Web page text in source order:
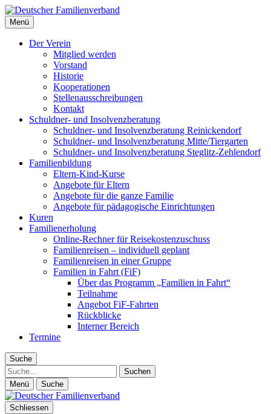
Deutscher Familienverband
Landesverband Berlin
Menü
Der Verein
Mitglied werden
Vorstand
Historie
Kooperationen
Stellenausschreibungen
Kontakt
Schuldner- und Insolvenzberatung
Schuldner- und Insolvenzberatung Reinickendorf
Schuldner- und Insolvenzberatung Mitte/Tiergarten
Schuldner- und Insolvenzberatung Steglitz-Zehlendorf
Familienbildung
Eltern-Kind-Kurse
Angebote für Eltern
Angebote für die ganze Familie
Angebote für pädagogische Einrichtungen
Kuren
Familienerholung
Online-Rechner für Reisekostenzuschuss
Familienreisen – individuell geplant
Familienreisen in einer Gruppe
Familien in Fahrt (FiF)
Über das Programm „Familien in Fahrt“
Teilnahme
Angebot FiF-Fahrten
Rückblicke
Interner Bereich
Termine
Suche
Suche
Menü Suche
Schliessen